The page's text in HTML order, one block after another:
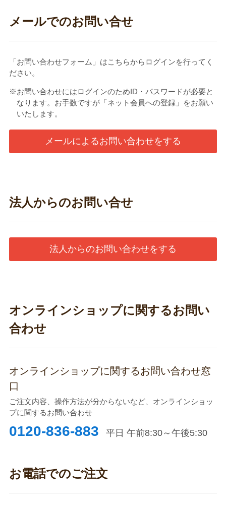
メールでのお問い合せ
「お問い合わせフォーム」はこちらからログインを行ってく
ださい。
※お問い合わせにはログインのためID・パスワードが必要と
なります。お手数ですが「ネット会員への登録」をお願い
いたします。
メールによるお問い合わせをする
法人からのお問い合せ
法人からのお問い合わせをする
オンラインショップに関するお問い
合わせ
オンラインショップに関するお問い合わせ窓
口
ご注文内容、操作方法が分からないなど、オンラインショッ
プに関するお問い合わせ
0120-836-883 平日 午前8:30～午後5:30
お電話でのご注文